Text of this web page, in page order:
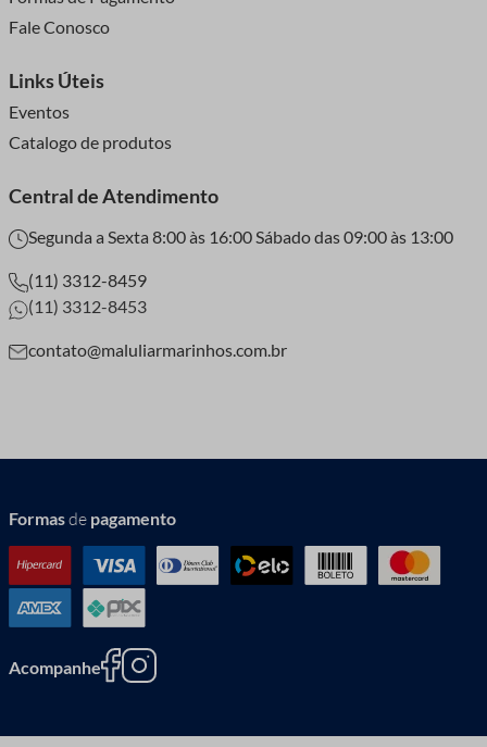
Fale Conosco
Links Úteis
Eventos
Catalogo de produtos
Central de Atendimento
Segunda a Sexta 8:00 às 16:00 Sábado das 09:00 às 13:00
(11) 3312-8459
(11) 3312-8453
contato@maluliarmarinhos.com.br
Formasde pagamento
Acompanhe